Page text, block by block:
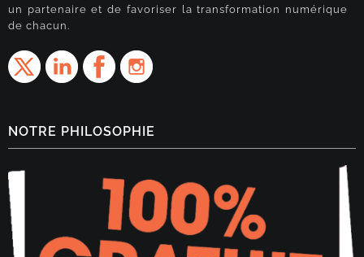
un partenaire et de favoriser la transformation numérique
de chacun.
NOTRE PHILOSOPHIE